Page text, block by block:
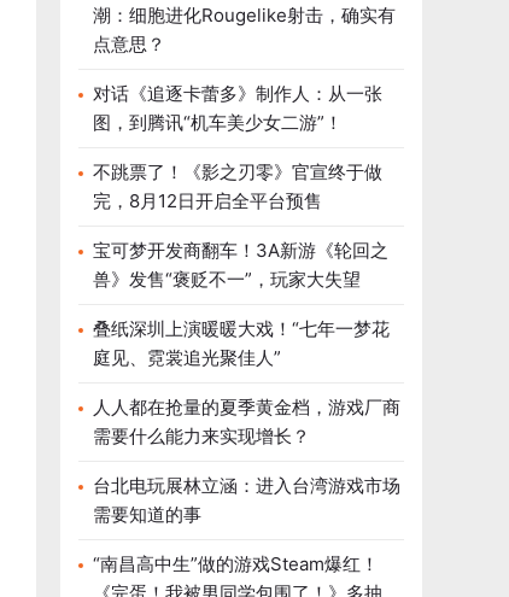
潮：细胞进化Rougelike射击，确实有
点意思？
对话《追逐卡蕾多》制作人：从一张
图，到腾讯“机车美少女二游”！
不跳票了！《影之刃零》官宣终于做
完，8月12日开启全平台预售
宝可梦开发商翻车！3A新游《轮回之
兽》发售“褒贬不一”，玩家大失望
叠纸深圳上演暖暖大戏！“七年一梦花
庭见、霓裳追光聚佳人”
人人都在抢量的夏季黄金档，游戏厂商
需要什么能力来实现增长？
台北电玩展林立涵：进入台湾游戏市场
需要知道的事
“南昌高中生”做的游戏Steam爆红！